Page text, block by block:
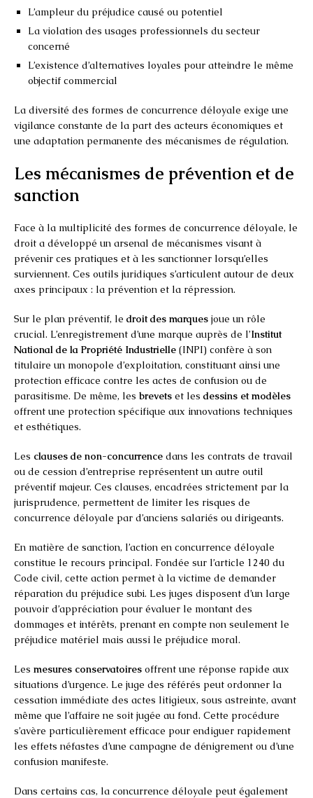
L’ampleur du préjudice causé ou potentiel
La violation des usages professionnels du secteur
concerné
L’existence d’alternatives loyales pour atteindre le même
objectif commercial
La diversité des formes de concurrence déloyale exige une
vigilance constante de la part des acteurs économiques et
une adaptation permanente des mécanismes de régulation.
Les mécanismes de prévention et de
sanction
Face à la multiplicité des formes de concurrence déloyale, le
droit a développé un arsenal de mécanismes visant à
prévenir ces pratiques et à les sanctionner lorsqu’elles
surviennent. Ces outils juridiques s’articulent autour de deux
axes principaux : la prévention et la répression.
Sur le plan préventif, le droit des marques joue un rôle
crucial. L’enregistrement d’une marque auprès de l’Institut
National de la Propriété Industrielle (INPI) confère à son
titulaire un monopole d’exploitation, constituant ainsi une
protection efficace contre les actes de confusion ou de
parasitisme. De même, les brevets et les dessins et modèles
offrent une protection spécifique aux innovations techniques
et esthétiques.
Les clauses de non-concurrence dans les contrats de travail
ou de cession d’entreprise représentent un autre outil
préventif majeur. Ces clauses, encadrées strictement par la
jurisprudence, permettent de limiter les risques de
concurrence déloyale par d’anciens salariés ou dirigeants.
En matière de sanction, l’action en concurrence déloyale
constitue le recours principal. Fondée sur l’article 1240 du
Code civil, cette action permet à la victime de demander
réparation du préjudice subi. Les juges disposent d’un large
pouvoir d’appréciation pour évaluer le montant des
dommages et intérêts, prenant en compte non seulement le
préjudice matériel mais aussi le préjudice moral.
Les mesures conservatoires offrent une réponse rapide aux
situations d’urgence. Le juge des référés peut ordonner la
cessation immédiate des actes litigieux, sous astreinte, avant
même que l’affaire ne soit jugée au fond. Cette procédure
s’avère particulièrement efficace pour endiguer rapidement
les effets néfastes d’une campagne de dénigrement ou d’une
confusion manifeste.
Dans certains cas, la concurrence déloyale peut également